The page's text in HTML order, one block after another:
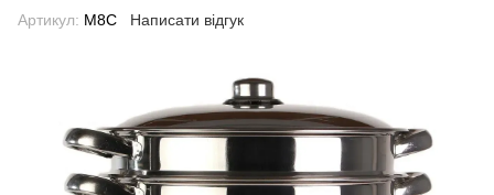
Артикул: M8C Написати відгук